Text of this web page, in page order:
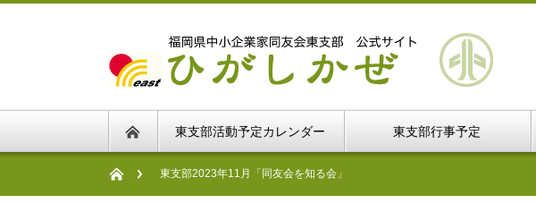
東支部活動予定カレンダー 東支部行事予定
東支部2023年11月「同友会を知る会」